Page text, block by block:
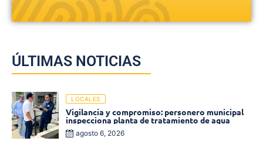
ÚLTIMAS NOTICIAS
LOCALES
Vigilancia y compromiso: personero municipal
inspecciona planta de tratamiento de agua
agosto 6, 2026